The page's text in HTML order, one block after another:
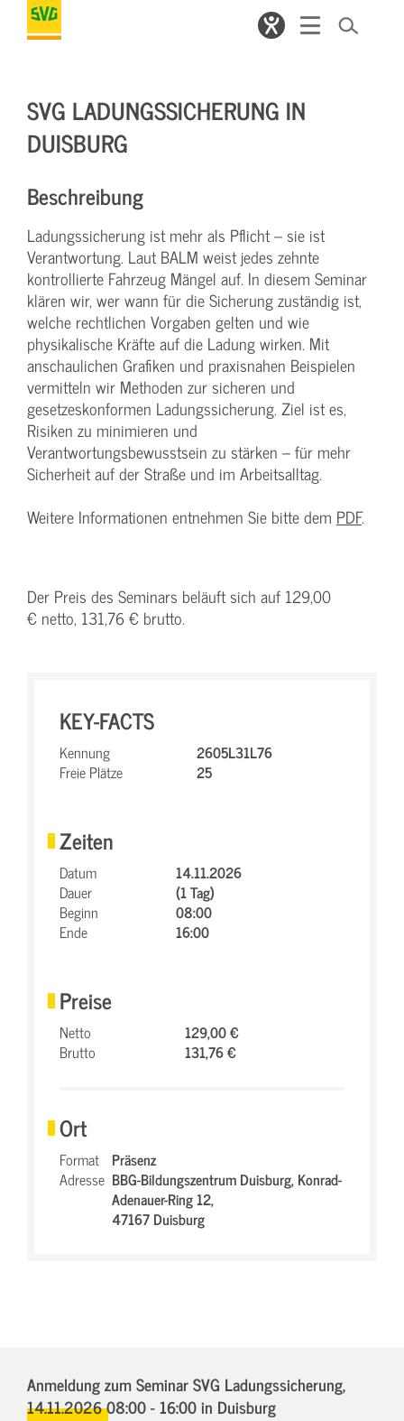
SVG LADUNGSSICHERUNG IN
DUISBURG
Beschreibung
Ladungssicherung ist mehr als Pflicht – sie ist
Verantwortung. Laut BALM weist jedes zehnte
kontrollierte Fahrzeug Mängel auf. In diesem Seminar
klären wir, wer wann für die Sicherung zuständig ist,
welche rechtlichen Vorgaben gelten und wie
physikalische Kräfte auf die Ladung wirken. Mit
anschaulichen Grafiken und praxisnahen Beispielen
vermitteln wir Methoden zur sicheren und
gesetzeskonformen Ladungssicherung. Ziel ist es,
Risiken zu minimieren und
Verantwortungsbewusstsein zu stärken – für mehr
Sicherheit auf der Straße und im Arbeitsalltag.
Weitere Informationen entnehmen Sie bitte dem PDF.
Der Preis des Seminars beläuft sich auf 129,00
€ netto, 131,76 € brutto.
KEY-FACTS
Kennung
2605L31L76
Freie Plätze
25
Zeiten
Datum
14.11.2026
Dauer
(1 Tag)
Beginn
08:00
Ende
16:00
Preise
Netto
129,00 €
Brutto
131,76 €
Ort
Format Präsenz
Adresse BBG-Bildungszentrum Duisburg,Konrad-
Adenauer-Ring 12,
47167 Duisburg
Anmeldung zum Seminar SVG Ladungssicherung,
14.11.2026 08:00 - 16:00in Duisburg